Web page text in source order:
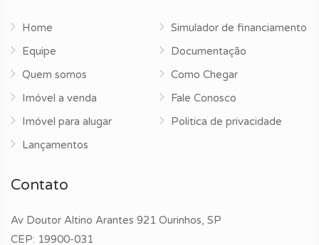
Home
Equipe
Quem somos
Imóvel a venda
Imóvel para alugar
Lançamentos
Simulador de financiamento
Documentação
Como Chegar
Fale Conosco
Politica de privacidade
Contato
Av Doutor Altino Arantes 921 Ourinhos, SP
CEP: 19900-031